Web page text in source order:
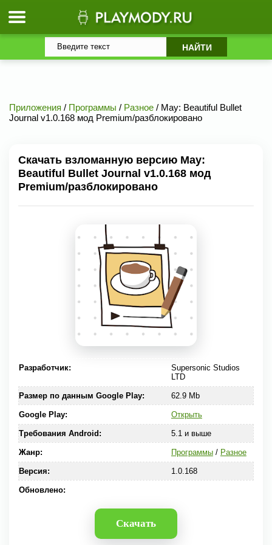
Приложения / Программы / Разное / May: Beautiful Bullet
Journal v1.0.168 мод Premium/разблокировано
Скачать взломанную версию May:
Beautiful Bullet Journal v1.0.168 мод
Premium/разблокировано
Разработчик:
Supersonic Studios
LTD
Размер по данным Google Play: 62.9 Mb
Google Play: Открыть
Требования Android: 5.1 и выше
Жанр: Программы/ Разное
Версия: 1.0.168
Обновлено:
Скачать